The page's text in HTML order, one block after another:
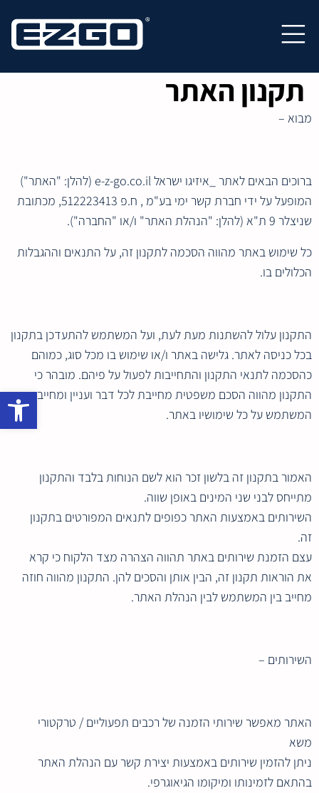
פתח סרגל נגישות
m
Return to home
Open primary navigation
תקנון האתר
מבוא –
ברוכים הבאים לאתר _איזיגו ישראל e-z-go.co.il (להלן: "האתר")
המופעל על ידי חברת קשר ימי בע"מ , ח.פ 512223413, מכתובת
שניצלר 9 ת"א (להלן: "הנהלת האתר" ו/או "החברה").
כל שימוש באתר מהווה הסכמה לתקנון זה, על התנאים וההגבלות
הכלולים בו.
התקנון עלול להשתנות מעת לעת, ועל המשתמש להתעדכן בתקנון
בכל כניסה לאתר. גלישה באתר ו/או שימוש בו מכל סוג, כמוהם
כהסכמה לתנאי התקנון והתחייבות לפעול על פיהם. מובהר כי
התקנון מהווה הסכם משפטית מחייבת לכל דבר ועניין ומחייב את
המשתמש על כל שימושיו באתר.
האמור בתקנון זה בלשון זכר הוא לשם הנוחות בלבד והתקנון
מתייחס לבני שני המינים באופן שווה.
השירותים באמצעות האתר כפופים לתנאים המפורטים בתקנון
זה.
עצם הזמנת שירותים באתר תהווה הצהרה מצד הלקוח כי קרא
את הוראות תקנון זה, הבין אותן והסכים להן. התקנון מהווה חוזה
מחייב בין המשתמש לבין הנהלת האתר.
השירותים –
האתר מאפשר שירותי הזמנה של רכבים תפעוליים / טרקטורי
משא
ניתן להזמין שירותים באמצעות יצירת קשר עם הנהלת האתר
בהתאם לזמינותו ומיקומו הגיאוגרפי.